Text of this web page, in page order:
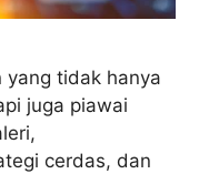
yang tidak hanya
juga piawai
cerdas, dan